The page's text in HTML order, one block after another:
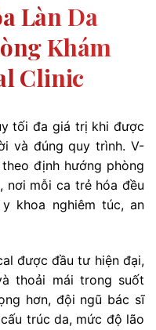
Làn Da
Khám
Clinic
tối đa giá trị khi được
và đúng quy trình. V-
định hướng phòng
nơi mỗi ca trẻ hóa đều
khoa nghiêm túc, an
được đầu tư hiện đại,
thoải mái trong suốt
hơn, đội ngũ bác sĩ
trúc da, mức độ lão